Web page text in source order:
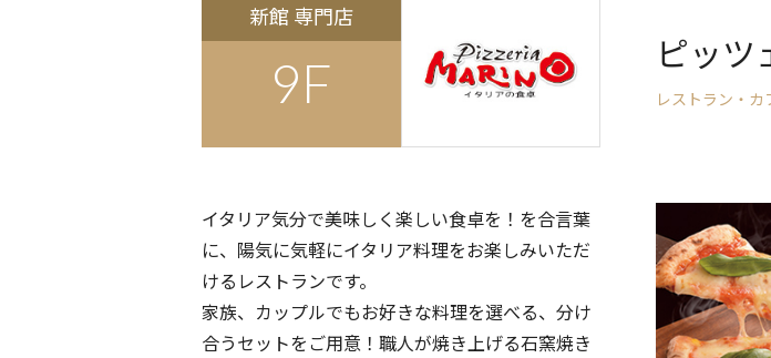
新館 専門店
9F ピッツ
レストラン・カ
イタリア気分で美味しく楽しい食卓を！を合言葉
に、陽気に気軽にイタリア料理をお楽しみいただ
けるレストランです。
家族、カップルでもお好きな料理を選べる、分け
合うセットをご用意！職人が焼き上げる石窯焼き